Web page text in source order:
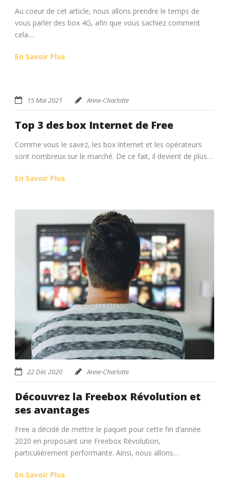
Au coeur de cet article, nous allons prendre le temps de
vous parler des box 4G, afin que vous sachiez comment
cela…
En Savoir Plus
15 Mai 2021 Anne-Charlotte
Top 3 des box Internet de Free
Comme vous le savez, les box Internet et les opérateurs
sont nombreux sur le marché. De ce fait, il devient de plus…
En Savoir Plus
22 Déc 2020 Anne-Charlotte
Découvrez la Freebox Révolution et
ses avantages
Free a décidé de mettre le paquet pour cette fin d’année
2020 en proposant une Freebox Révolution,
particulièrement performante. Ainsi, nous allons…
En Savoir Plus